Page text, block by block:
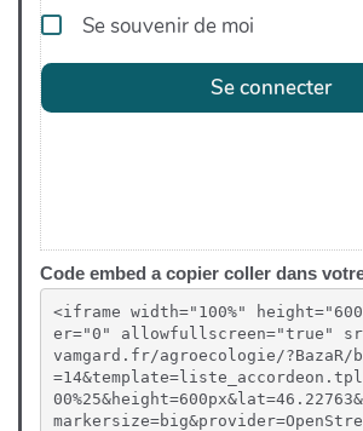
Implanter des panneaux
L'agriculture de conservation permet
l'adaptation au changement climatique
Code embed a copier coller dans
<iframe width="100%"
er="0" allowfullscreen="true"
vamgard.fr/agroecologie/?BazaR/